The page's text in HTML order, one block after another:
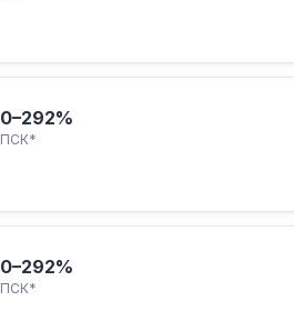
0–292%
ПСК*
0–292%
ПСК*